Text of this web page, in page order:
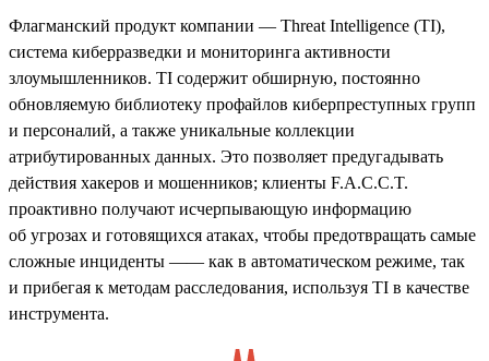
Флагманский продукт компании — Threat Intelligence (TI),
система киберразведки и мониторинга активности
злоумышленников. TI содержит обширную, постоянно
обновляемую библиотеку профайлов киберпреступных групп
и персоналий, а также уникальные коллекции
атрибутированных данных. Это позволяет предугадывать
действия хакеров и мошенников; клиенты F.A.C.C.T.
проактивно получают исчерпывающую информацию
об угрозах и готовящихся атаках, чтобы предотвращать самые
сложные инциденты —— как в автоматическом режиме, так
и прибегая к методам расследования, используя TI в качестве
инструмента.